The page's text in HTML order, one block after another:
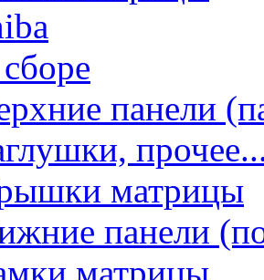
панели
матрицы
панели
матрицы